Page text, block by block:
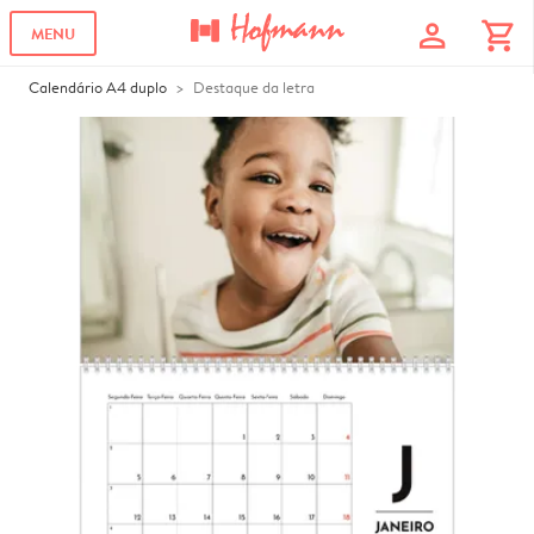
MENU profile shopping_cart
Calendário A4 duplo Destaque da letra